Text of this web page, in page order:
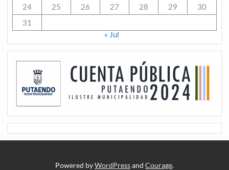
24
25 26 27 28 29
30
31
« Jul
Powered byWordPressand Courage.